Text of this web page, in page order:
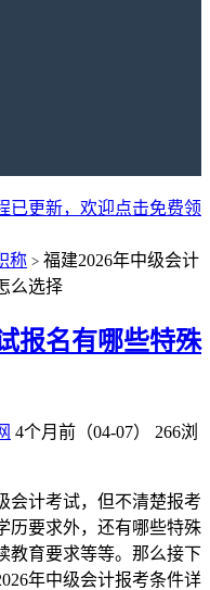
已更新，欢迎点击免费领
称 > 福建2026年中级会计
么选择
报名有哪些特殊
4个月前（04-07）
266浏
会计考试，但不清楚报考
历要求外，还有哪些特殊
教育要求等等。那么接下
年中级会计报考条件详